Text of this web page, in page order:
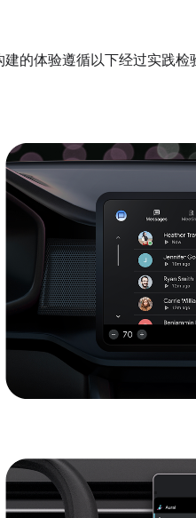
的体验遵循以下经过实践